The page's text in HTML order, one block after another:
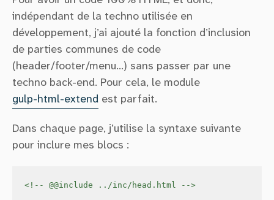
indépendant de la techno utilisée en
développement, j’ai ajouté la fonction d’inclusion
de parties communes de code
(header/footer/menu…) sans passer par une
techno back-end. Pour cela, le module
gulp-html-extend est parfait.
Dans chaque page, j’utilise la syntaxe suivante
pour inclure mes blocs :
<!-- @@include ../inc/head.html -->